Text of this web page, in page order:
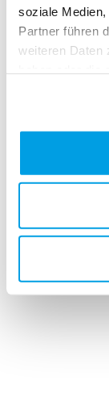
soziale
Partner führen
weiteren Daten